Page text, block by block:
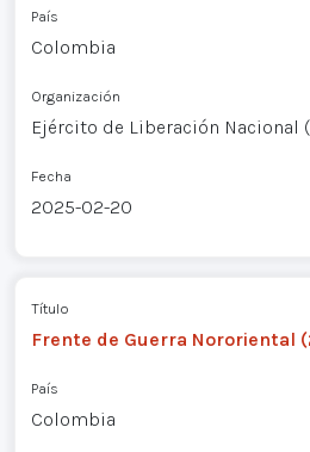
País
Colombia
Organización
Ejército de Liberación Nacional
Fecha
2025-02-20
Título
Frente de Guerra Nororiental
País
Colombia